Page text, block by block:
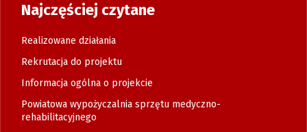
Najczęściej czytane
Realizowane działania
Rekrutacja do projektu
Informacja ogólna o projekcie
Powiatowa wypożyczalnia sprzętu medyczno-
rehabilitacyjnego